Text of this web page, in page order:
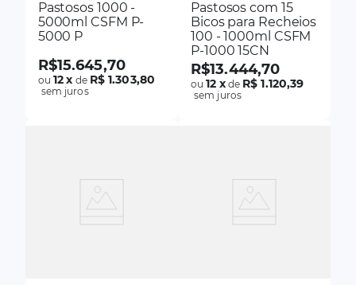
Pastosos 1000 -
5000ml CSFM P-
5000 P
R$15.645,70
ou12x de R$ 1.303,80
sem juros
Pastosos com 15
Bicos para Recheios
100 - 1000ml CSFM
P-1000 15CN
R$13.444,70
ou12 xde R$ 1.120,39
sem juros